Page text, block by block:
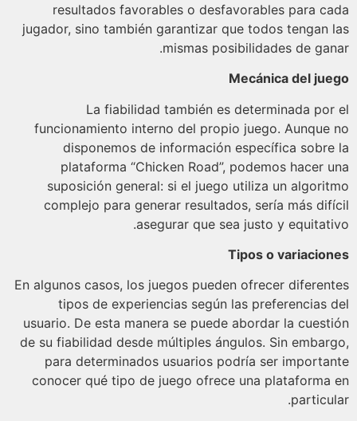
resultados favorables o desfavorables para
jugador, sino también garantizar que todos tengan
mismas posibilidades de
Mecánica del
La fiabilidad también es determinada
funcionamiento interno del propio juego. Aunque
disponemos de información específica
plataforma “Chicken Road”, podemos hacer
suposición general: si el juego utiliza un
complejo para generar resultados, sería más
asegurar que sea justo y
Tipos o
En algunos casos, los juegos pueden ofrecer
tipos de experiencias según las preferencias
usuario. De esta manera se puede abordar la
de su fiabilidad desde múltiples ángulos. Sin
para determinados usuarios podría ser
conocer qué tipo de juego ofrece una plataforma